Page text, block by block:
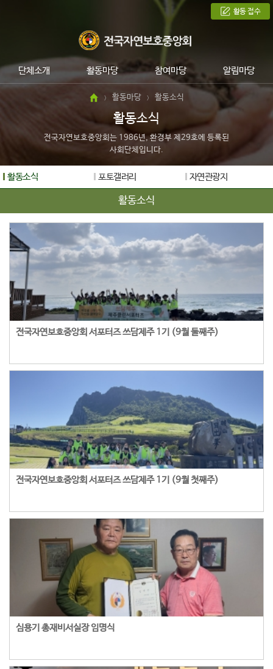
단체소개 활동마당 참여마당 알림마당
활동 접수
> 활동마당 > 활동소식
활동소식
전국자연보호중앙회는 1986년, 환경부 제29호에 등록된
사회단체입니다.
활동소식 포토갤러리 자연관광지
활동소식
전국자연보호중앙회 서포터즈 쓰담제주 1기 (9월 둘째주)
전국자연보호중앙회 서포터즈 쓰담제주 1기 (9월 첫째주)
심용기 총재비서실장 임명식